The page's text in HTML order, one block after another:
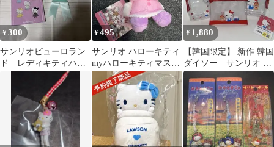
¥300
サンリオピューロラン
ド レディキティハウ
ス ロゼット ブロー
¥495
サンリオ ハローキティ
myハローキティマスコ
ット タイトー限定
¥ 1,880
【韓国限定】 新作 韓国
ダイソー サンリオ キ
ティ クリアポーチ 4点
セット